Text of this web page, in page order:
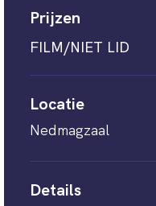
Prijzen
FILM/NIET LID
Locatie
Nedmagzaal
Details